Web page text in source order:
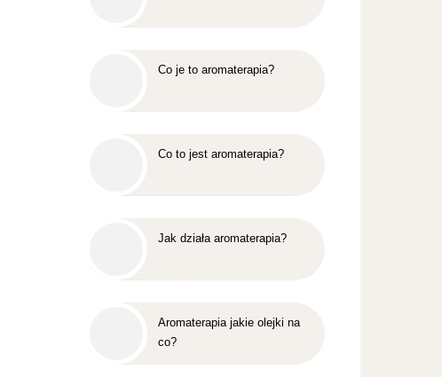
Co je to aromaterapia?
Co to jest aromaterapia?
Jak działa aromaterapia?
Aromaterapia jakie olejki na
co?